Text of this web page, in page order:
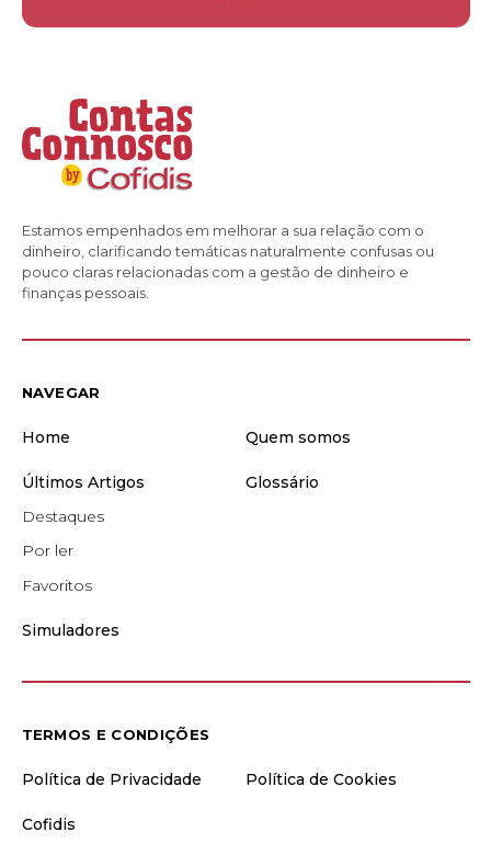
Estamos empenhados em melhorar a sua relação com o
dinheiro, clarificando temáticas naturalmente confusas ou
pouco claras relacionadas com a gestão de dinheiro e
finanças pessoais.
NAVEGAR
Home Quem somos
Últimos Artigos
Destaques
Por ler
Favoritos
Glossário
Simuladores
TERMOS E CONDIÇÕES
Política de Privacidade Política de Cookies
Cofidis